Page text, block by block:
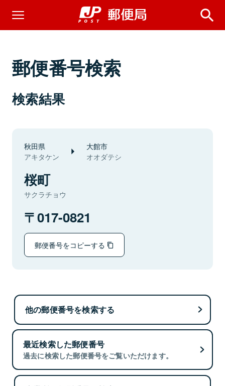
郵便番号検索
検索結果
秋田県
アキタケン
大館市
オオダテシ
桜町
サクラチョウ
017-0821
郵便番号をコピーする
他の郵便番号を検索する
最近検索した郵便番号
過去に検索した郵便番号をご覧いただけます。